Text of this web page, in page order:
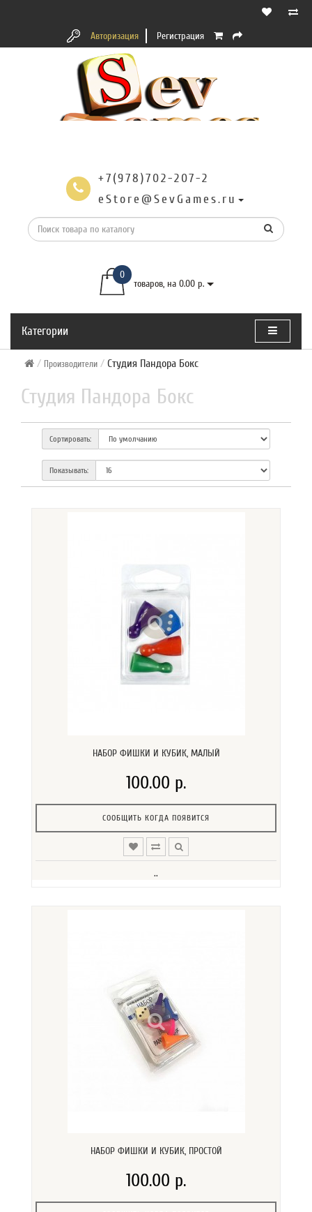
Авторизация Регистрация
+7(978)702-207-2
eStore@SevGames.ru
0
товаров, на 0.00 р.
Категории
Производители Студия Пандора Бокс
Студия Пандора Бокс
Сортировать:
Показывать:
НАБОР ФИШКИ И КУБИК, МАЛЫЙ
100.00 р.
СООБЩИТЬ КОГДА ПОЯВИТСЯ
..
НАБОР ФИШКИ И КУБИК, ПРОСТОЙ
100.00 р.